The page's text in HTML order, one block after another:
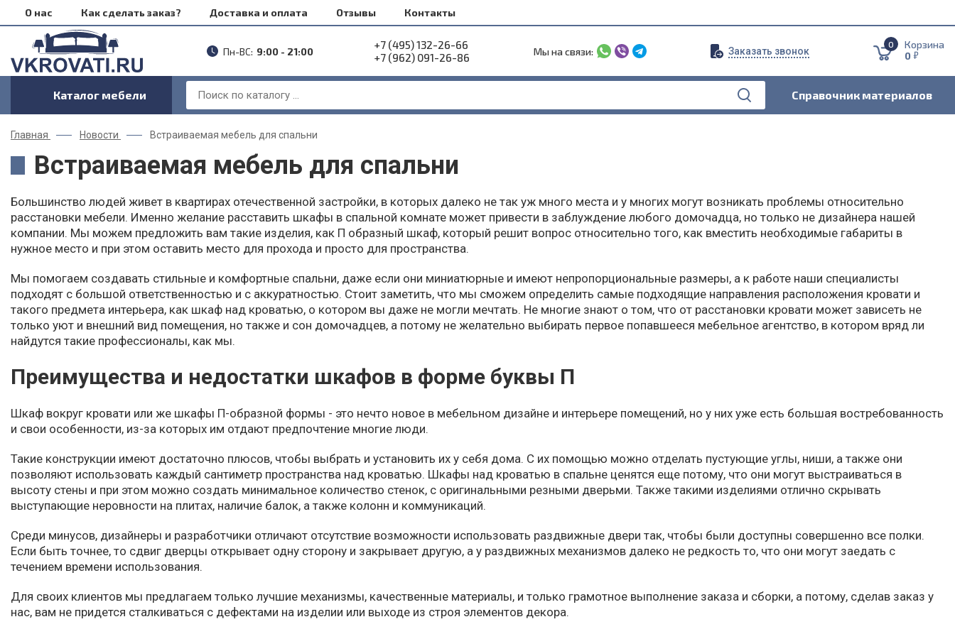
О нас Как сделать заказ? Доставка и оплата Отзывы Контакты
Пн-ВС: 9:00 - 21:00
+7 (495) 132-26-66
+7 (962) 091-26-86
Мы на связи: Заказать звонок
0
Корзина
0 5
Каталог мебели Справочник материалов
Главная Новости Встраиваемая мебель для спальни
Встраиваемая мебель для спальни
Большинство людей живет в квартирах отечественной застройки, в которых далеко не так уж много места и у многих могут возникать проблемы относительно
расстановки мебели. Именно желание расставить шкафы в спальной комнате может привести в заблуждение любого домочадца, но только не дизайнера нашей
компании. Мы можем предложить вам такие изделия, как П образный шкаф, который решит вопрос относительно того, как вместить необходимые габариты в
нужное место и при этом оставить место для прохода и просто для пространства.
Мы помогаем создавать стильные и комфортные спальни, даже если они миниатюрные и имеют непропорциональные размеры, а к работе наши специалисты
подходят с большой ответственностью и с аккуратностью. Стоит заметить, что мы сможем определить самые подходящие направления расположения кровати и
такого предмета интерьера, как шкаф над кроватью, о котором вы даже не могли мечтать. Не многие знают о том, что от расстановки кровати может зависеть не
только уют и внешний вид помещения, но также и сон домочадцев, а потому не желательно выбирать первое попавшееся мебельное агентство, в котором вряд ли
найдутся такие профессионалы, как мы.
Преимущества и недостатки шкафов в форме буквы П
Шкаф вокруг кровати или же шкафы П-образной формы - это нечто новое в мебельном дизайне и интерьере помещений, но у них уже есть большая востребованность
и свои особенности, из-за которых им отдают предпочтение многие люди.
Такие конструкции имеют достаточно плюсов, чтобы выбрать и установить их у себя дома. С их помощью можно отделать пустующие углы, ниши, а также они
позволяют использовать каждый сантиметр пространства над кроватью. Шкафы над кроватью в спальне ценятся еще потому, что они могут выстраиваться в
высоту стены и при этом можно создать минимальное количество стенок, с оригинальными резными дверьми. Также такими изделиями отлично скрывать
выступающие неровности на плитах, наличие балок, а также колонн и коммуникаций.
Среди минусов, дизайнеры и разработчики отличают отсутствие возможности использовать раздвижные двери так, чтобы были доступны совершенно все полки.
Если быть точнее, то сдвиг дверцы открывает одну сторону и закрывает другую, а у раздвижных механизмов далеко не редкость то, что они могут заедать с
течением времени использования.
Для своих клиентов мы предлагаем только лучшие механизмы, качественные материалы, и только грамотное выполнение заказа и сборки, а потому, сделав заказ у
нас, вам не придется сталкиваться с дефектами на изделии или выходе из строя элементов декора.